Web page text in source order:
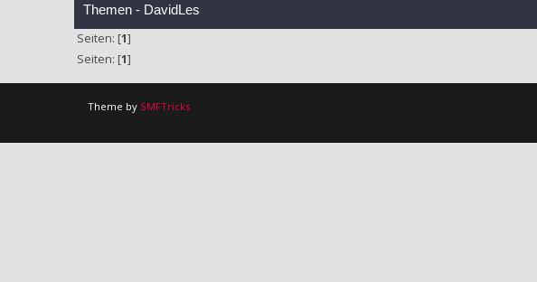
Themen - DavidLes
Seiten: [1]
Seiten: [1]
Theme by SMFTricks